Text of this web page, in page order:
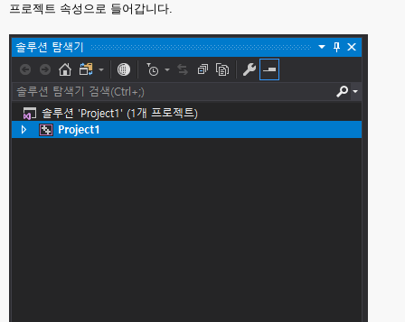
프로젝트 속성으로 들어갑니다.